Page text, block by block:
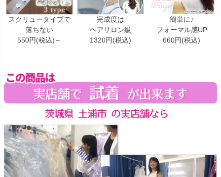
スクリュータイプで
落ちない
550円(税込)～
完成度は
ヘアサロン級
1320円(税込)
簡単に♪
フォーマル感UP
660円(税込)